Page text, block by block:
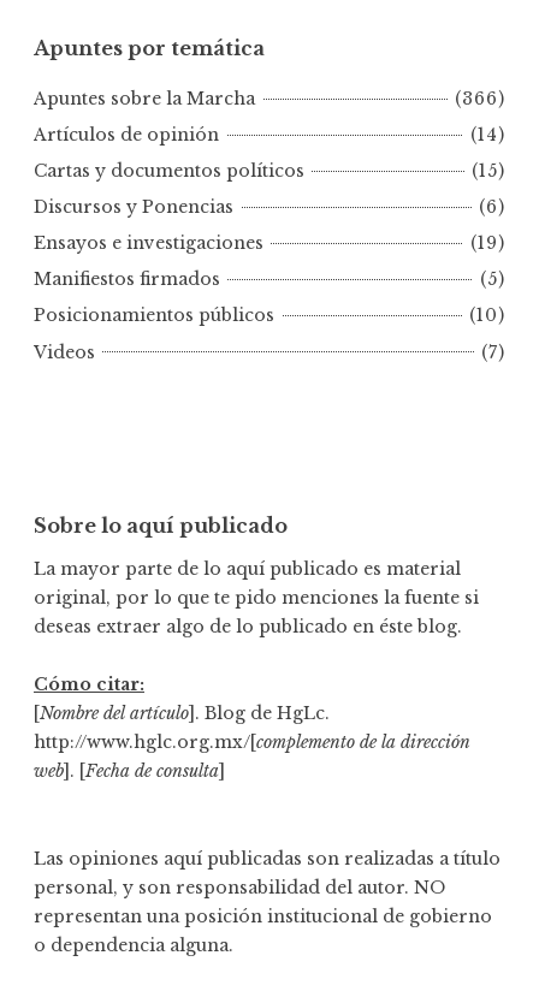
n
e
s
p
f
e
c
a
Apuntes por temática
Apuntes sobre la Marcha
(366)
Artículos de opinión
(14)
Cartas y documentos políticos
(15)
Discursos y Ponencias
(6)
Ensayos e investigaciones
(19)
Manifiestos firmados
(5)
Posicionamientos públicos
(10)
Videos
(7)
Sobre lo aquí publicado
La mayor parte de lo aquí publicado es material
original, por lo que te pido menciones la fuente si
deseas extraer algo de lo publicado en éste blog.
Cómo citar:
[Nombre del artículo]. Blog de HgLc.
http://www.hglc.org.mx/[complemento de la dirección
web]. [Fecha de consulta]
Las opiniones aquí publicadas son realizadas a título
personal, y son responsabilidad del autor. NO
representan una posición institucional de gobierno
o dependencia alguna.